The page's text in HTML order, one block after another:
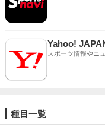
Yahoo!
スポーツ情報やニ
種目一覧